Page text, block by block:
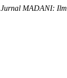
Jurnal MADANI: